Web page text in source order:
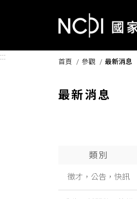
::: 首頁 參觀 最新消息
最新消息
類別
徵才，公告，快訊